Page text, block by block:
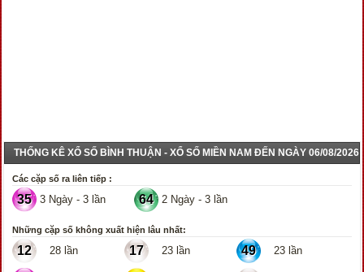
THỐNG KÊ XỔ SỐ BÌNH THUẬN - XỔ SỐ MIỀN NAM ĐẾN NGÀY 06/08/2026
Các cặp số ra liên tiếp :
35 3 Ngày - 3 lần 64 2 Ngày - 3 lần
Những cặp số không xuất hiện lâu nhất:
12 28 lần 17 23 lần 49 23 lần